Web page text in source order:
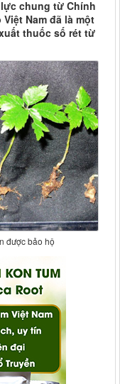
chung từ Chính
Nam đã là một
thuốc số rét từ
được bảo hộ